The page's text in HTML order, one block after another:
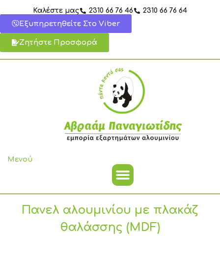
στο
περιεχόμενο
Καλέστε μας 2310 66 76 46 2310 66 76 64
Εξυπηρετηθείτε Στο Viber
Ζητήστε Προσφορά
Μενού
Πανελ αλουμινίου με πλακάζ
θαλάσσης (MDF)